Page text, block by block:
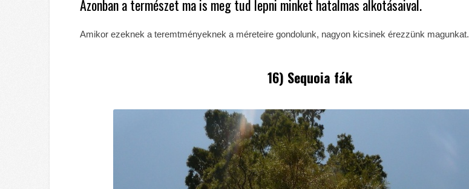
Azonban a természet ma is meg tud lepni minket hatalmas alkotásaival.
Amikor ezeknek a teremtményeknek a méreteire gondolunk, nagyon kicsinek érezzünk magunkat.
16) Sequoia fák